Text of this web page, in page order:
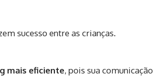
sucesso entre as crianças.
mais eficiente, pois sua comunicação